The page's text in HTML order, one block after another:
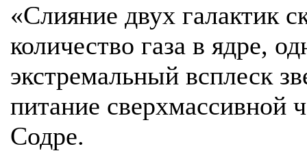
«Слияние двух галактик
количество газа в ядре,
экстремальный всплеск
питание
Содре.